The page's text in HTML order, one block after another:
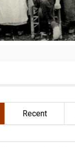
Recent